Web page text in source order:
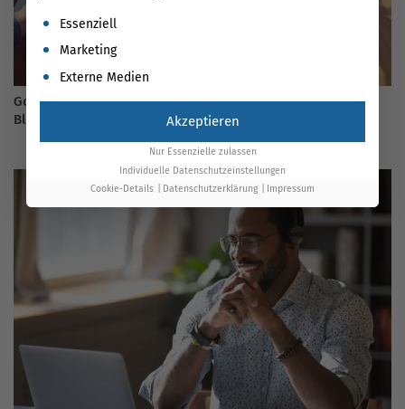
Google Optimize Leitfaden 2026: alles Wichtige auf einen
Blick
Es folgt eine Liste der Service-Gruppen, für die eine
Essenziell
Marketing
Externe Medien
Akzeptieren
Nur Essenzielle zulassen
Individuelle Datenschutzeinstellungen
Cookie-Details
Datenschutzerklärung Impressum